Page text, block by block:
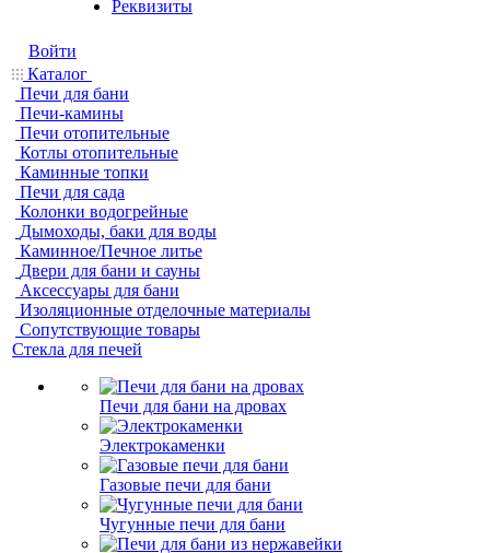
Реквизиты
Войти
Каталог
Печи для бани
Печи-камины
Печи отопительные
Котлы отопительные
Каминные топки
Печи для сада
Колонки водогрейные
Дымоходы, баки для воды
Каминное/Печное литье
Двери для бани и сауны
Аксессуары для бани
Изоляционные отделочные материалы
Сопутствующие товары
Стекла для печей
Печи для бани на дровах
Электрокаменки
Газовые печи для бани
Чугунные печи для бани